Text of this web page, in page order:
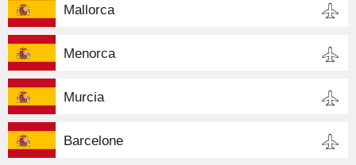
Mallorca
Menorca
Murcia
Barcelone